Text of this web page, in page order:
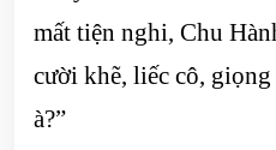
mất tiện nghi, Chu
cười khẽ, liếc cô,
à?”